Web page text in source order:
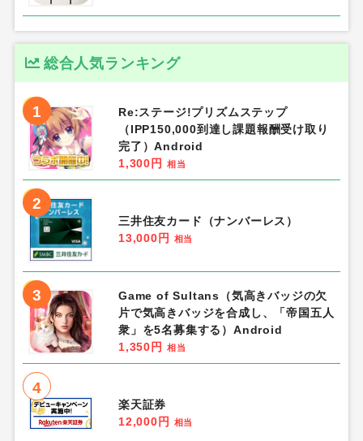
総合人気ランキング
1
Re:ステージ!プリズムステップ
（IPP150,000到達し課題報酬受け取り
完了）Android
1,300円
相当
2
三井住友カード（ナンバーレス）
13,000円
相当
3
Game of Sultans（気高きバッジの欠
片で気高きバッジを合成し、「帝国五人
衆」を5名募集する）Android
1,350円
相当
4
楽天証券
12,000円
相当